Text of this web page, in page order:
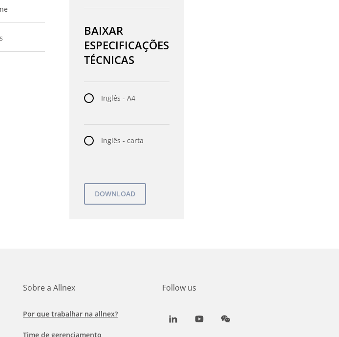
BAIXAR
ESPECIFICAÇÕES
TÉCNICAS
Inglês - A4
Inglês - carta
Sobre a Allnex
Por que trabalhar na allnex?
Time de gerenciamento
Follow us
LinkedInYoutubeWeChat